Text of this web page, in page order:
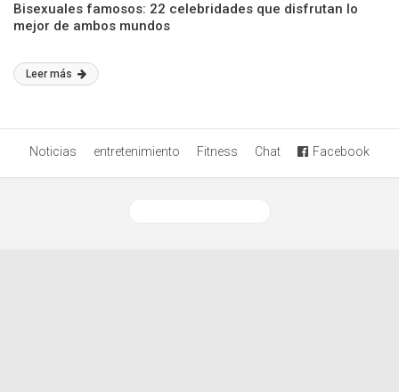
Bisexuales famosos: 22 celebridades que disfrutan lo
mejor de ambos mundos
Leer más
Noticias entretenimiento Fitness Chat Facebook